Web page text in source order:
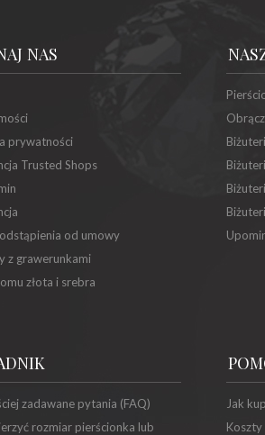
NAS
prywatności
Trusted Shops
od umowy
z grawerunkami
złota i srebra
zadawane pytania (FAQ)
rozmiar pierścionka lub
Jak
Koszty